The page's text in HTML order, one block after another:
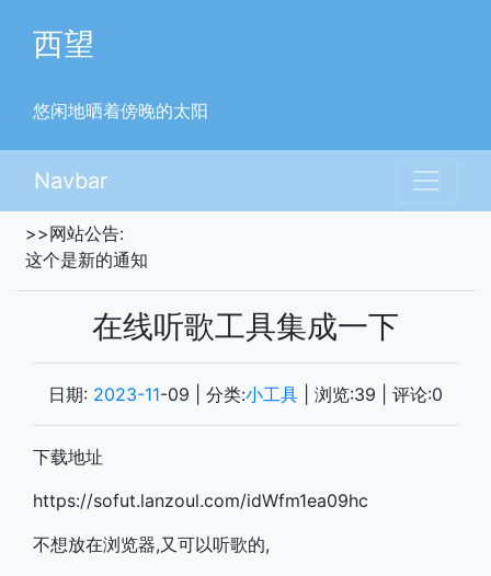
西望
悠闲地晒着傍晚的太阳
Navbar
>>网站公告:
这个是新的通知
在线听歌工具集成一下
日期: 2023-11-09 | 分类:小工具 | 浏览:39 | 评论:0
下载地址
https://sofut.lanzoul.com/idWfm1ea09hc
不想放在浏览器,又可以听歌的,